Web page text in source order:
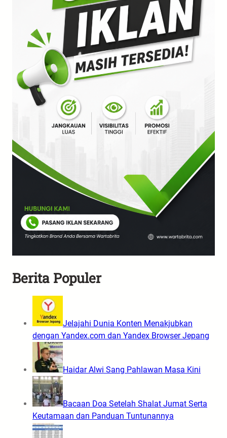
Berita Populer
Jelajahi Dunia Konten Menakjubkan
dengan Yandex.com dan Yandex Browser Jepang
Haidar Alwi Sang Pahlawan Masa Kini
Bacaan Doa Setelah Shalat Jumat Serta
Keutamaan dan Panduan Tuntunannya